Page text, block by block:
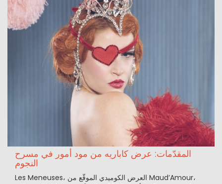
المقدّمات: عرض كاباريه من مود أمور في مسرح
النجوم
Les Meneuses، العرض الكوميدي الموقّع من Maud’Amour،